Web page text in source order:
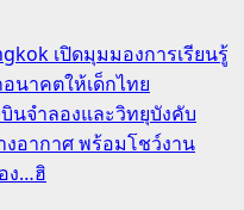
เปิดมุมมองการเรียนรู้
นาคตให้เด็กไทย
นจำลองและวิทยุบังคับ
อากาศ พร้อมโชว์งาน
ง…ฮิ